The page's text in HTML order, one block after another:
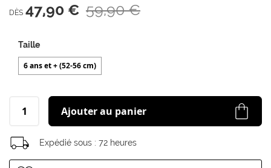
d’images
DÈS 47,90 € 59,90 €
Taille
6 ans et + (52-56 cm)
Ajouter au panier
Expédié sous : 72 heures